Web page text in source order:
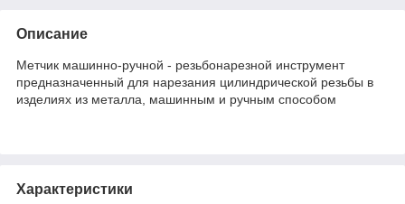
Описание
Метчик машинно-ручной - резьбонарезной инструмент
предназначенный для нарезания цилиндрической резьбы в
изделиях из металла, машинным и ручным способом
Характеристики